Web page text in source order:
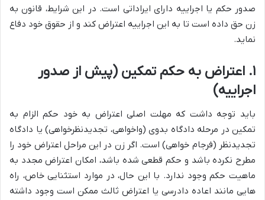
صدور حکم یا اجراییه دارای ایراداتی است. در این شرایط، قانون به
زن حق داده است تا به این اجراییه اعتراض کند و از حقوق خود دفاع
نماید.
۱. اعتراض به حکم تمکین (پیش از صدور
اجراییه)
باید توجه داشت که مهلت اصلی اعتراض به خود حکم الزام به
تمکین در مرحله دادگاه بدوی (واخواهی، تجدیدنظرخواهی) یا دادگاه
تجدیدنظر (فرجام خواهی) است. اگر زن در این مراحل اعتراض خود را
مطرح نکرده باشد و حکم قطعی شده باشد، امکان اعتراض مجدد به
ماهیت حکم وجود ندارد. با این حال، در موارد استثنایی خاص، راه
هایی مانند اعاده دادرسی یا اعتراض ثالث ممکن است وجود داشته